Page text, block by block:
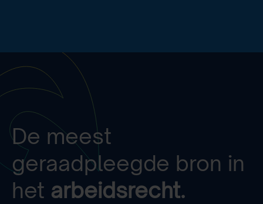
De meest
geraadpleegde bron in
het arbeidsrecht.